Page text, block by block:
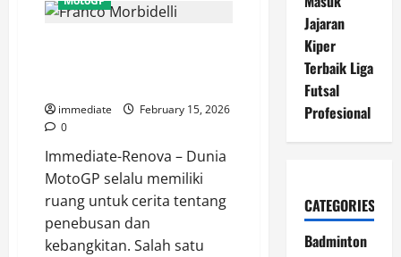
Bastianini
Buka-
Adalah
immediate
February 15, 2026
0
Immediate-Renova – Dunia
MotoGP selalu memiliki
ruang untuk cerita tentang
penebusan dan
kebangkitan. Salah satu
Jajaran
Kiper
Terbaik Liga
Futsal
Profesional
CATEGORIES
Badminton